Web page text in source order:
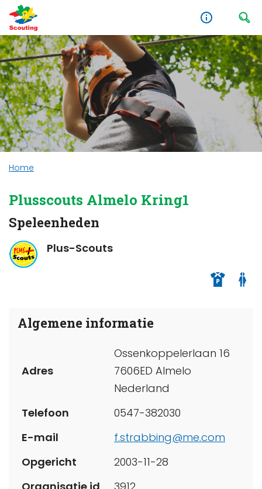
Home
Plusscouts Almelo Kring1
Speleenheden
Plus-Scouts
Algemene informatie
Adres
Ossenkoppelerlaan 16
7606ED Almelo
Nederland
Telefoon
0547-382030
E-mail
f.strabbing@me.com
Opgericht
2003-11-28